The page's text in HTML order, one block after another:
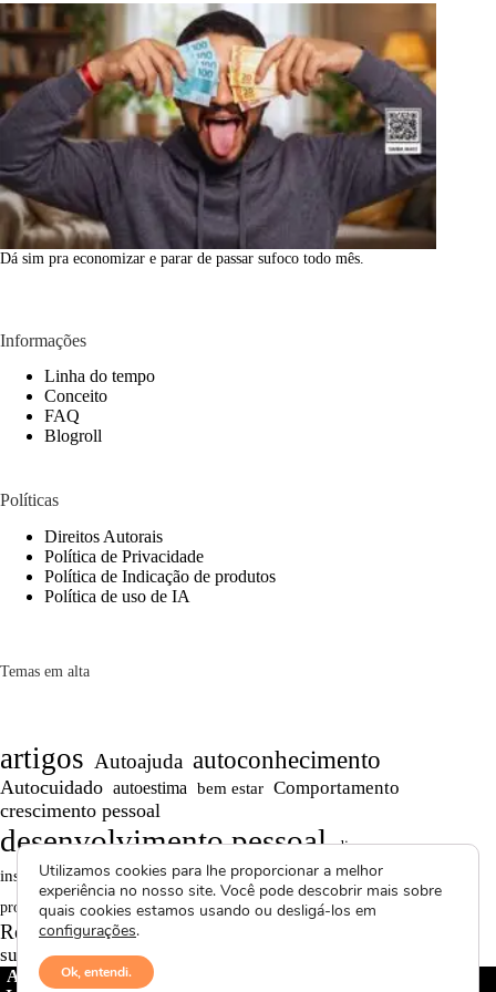
Dá sim pra economizar e parar de passar sufoco todo mês.
Informações
Linha do tempo
Conceito
FAQ
Blogroll
Políticas
Direitos Autorais
Política de Privacidade
Política de Indicação de produtos
Política de uso de IA
Temas em alta
artigos Autoajuda autoconhecimento
Autocuidado autoestima bem estar Comportamento
crescimento pessoal
desenvolvimento pessoal dicas
inspiração
Maturidade Motivação Persistência
produtividade Projetos autorais reflexão Reflexões
Reflexões de Vida
superação textos curtos
Avctoris Copyright ©
Utilizamos cookies para lhe proporcionar a melhor
experiência no nosso site. Você pode descobrir mais sobre
quais cookies estamos usando ou desligá-los em
configurações.
Ok, entendi.